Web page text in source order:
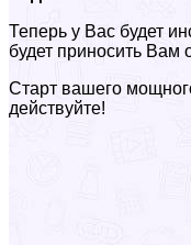
Теперь у Вас будет
будет приносить Вам
Старт вашего
действуйте!